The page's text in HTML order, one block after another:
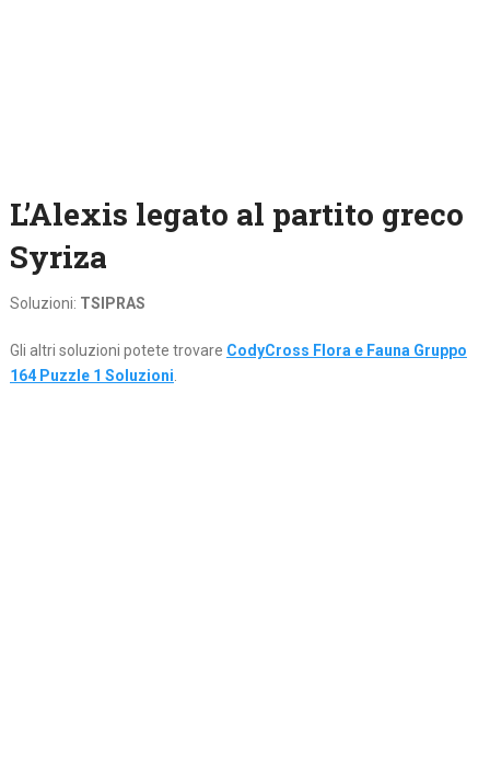
L’Alexis legato al partito greco
Syriza
Soluzioni: TSIPRAS
Gli altri soluzioni potete trovare CodyCross Flora e Fauna Gruppo
164 Puzzle 1 Soluzioni.